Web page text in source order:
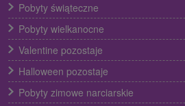
Pobyty świąteczne
Pobyty wielkanocne
Valentine pozostaje
Halloween pozostaje
Pobyty zimowe narciarskie